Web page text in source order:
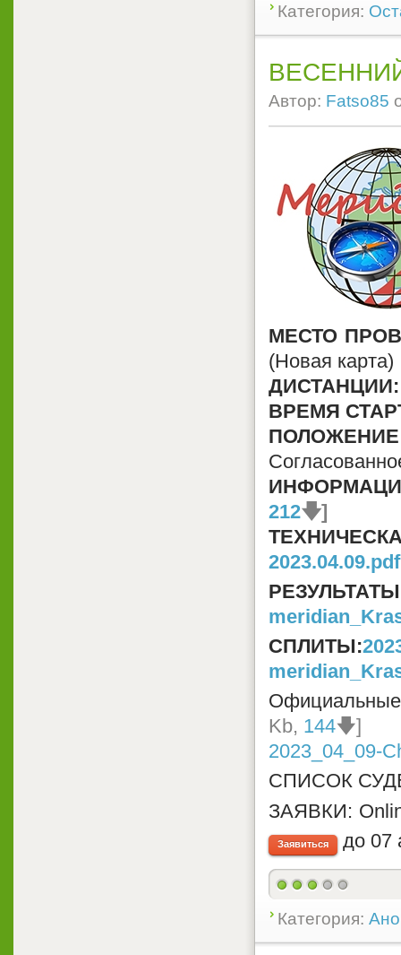
Категория:
Автор: Fatso85
МЕСТО
(Новая карта)
ДИСТАНЦИИ:
ВРЕМЯ
212🡇]
2023.04.09.pdf
СПЛИТЫ:
Kb, 144🡇]
2023_04_09-
СПИСОК
ЗАЯВКИ:
Заявиться до 07
Категория: